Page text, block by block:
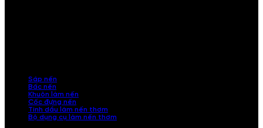
Sáp nến
Bấc nến
Khuôn làm nến
Cốc đựng nến
Tinh dầu làm nến thơm
Bộ dụng cụ làm nến thơm